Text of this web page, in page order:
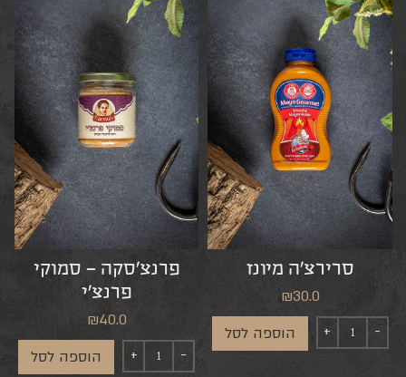
סרירצ’ה מיונז
₪30.0
הוספה לסל
פרנצ’סקה – סמוקי
פרנצ’י
₪40.0
הוספה לסל